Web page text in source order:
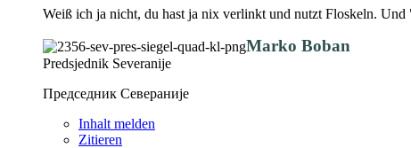
Weiß ich ja nicht, du hast ja nix verlinkt und nutzt Floskeln.
Marko Boban
Predsjednik Severanije
Председник Севераније
Inhalt melden
Zitieren